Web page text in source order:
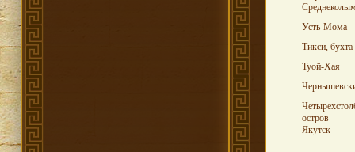
Усть-Мома
Тикси, бухта
Туой-Хая
остров
Якутск